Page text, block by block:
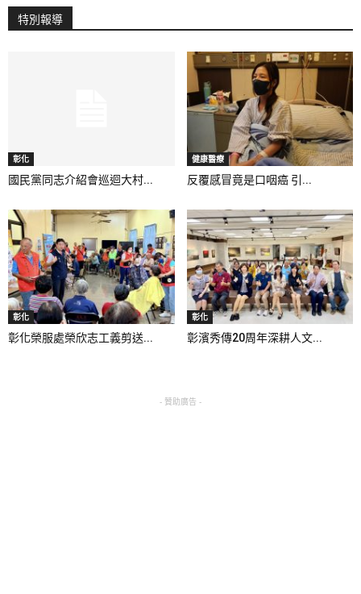
特別報導
彰化
國民黨同志介紹會巡迴大村...
健康醫療
反覆感冒竟是口咽癌 引...
彰化
彰化榮服處榮欣志工義剪送...
彰化
彰濱秀傳20周年深耕人文...
- 贊助廣告 -